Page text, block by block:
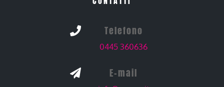
 Telefono
0445 360636
 E-mail